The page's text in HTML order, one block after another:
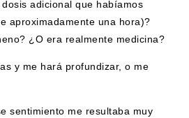
adicional que habíamos
aproximadamente una hora)?
¿O era realmente medicina?
y me hará profundizar, o me
sentimiento me resultaba muy